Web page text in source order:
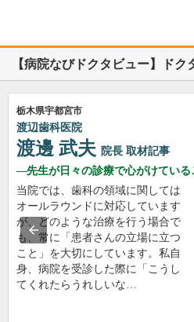
【病院なびドクタビュー】ドク
栃木県宇都宮市
渡辺歯科医院
渡邊 武夫 院長 取材記事
先生が日々の診療で心がけている
当院では、歯科の領域に関しては
オールラウンドに対応しています
が、どのような治療を行う場合で
も、常に「患者さんの立場に立つ
こと」を大切にしています。私自
身、病院を受診した際に「こうし
てくれたらうれしいな…